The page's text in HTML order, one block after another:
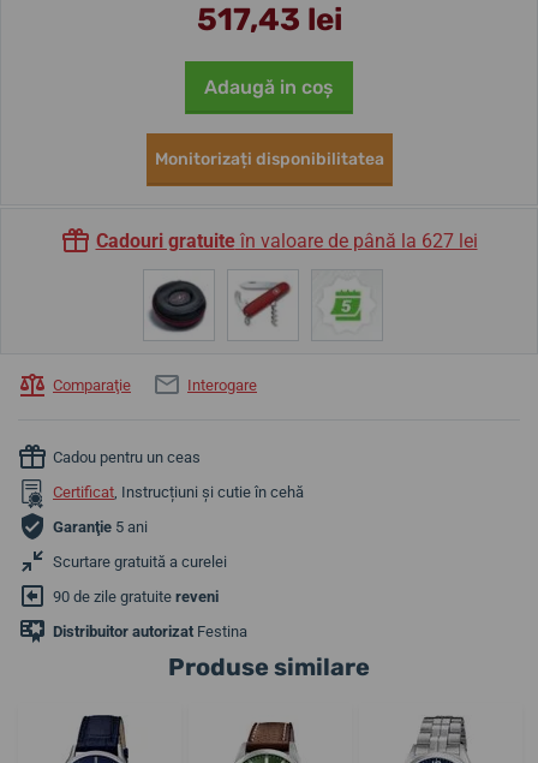
517,43 lei
Adaugă in coş
Monitorizați disponibilitatea
Cadouri gratuiteîn valoare de până la 627 lei
Comparaţie Interogare
Cadou pentru un ceas
Certificat, Instrucțiuni și cutie în cehă
Garanţie 5 ani
Scurtare gratuită a curelei
90 de zile gratuite reveni
Distribuitor autorizat Festina
Produse similare